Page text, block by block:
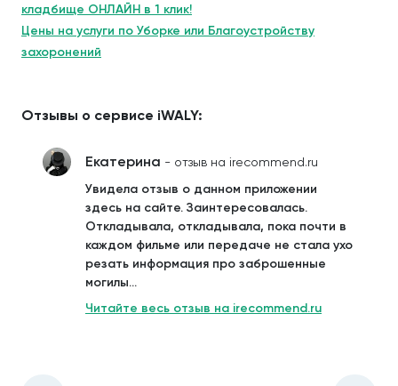
кладбище ОНЛАЙН в 1 клик!
Цены на услуги по Уборке или Благоустройству
захоронений
Отзывы о сервисе iWALY:
Екатерина - отзыв на irecommend.ru
Увидела отзыв о данном приложении
здесь на сайте. Заинтересовалась.
Откладывала, откладывала, пока почти в
каждом фильме или передаче не стала ухо
резать информация про заброшенные
могилы...
Читайте весь отзыв на irecommend.ru